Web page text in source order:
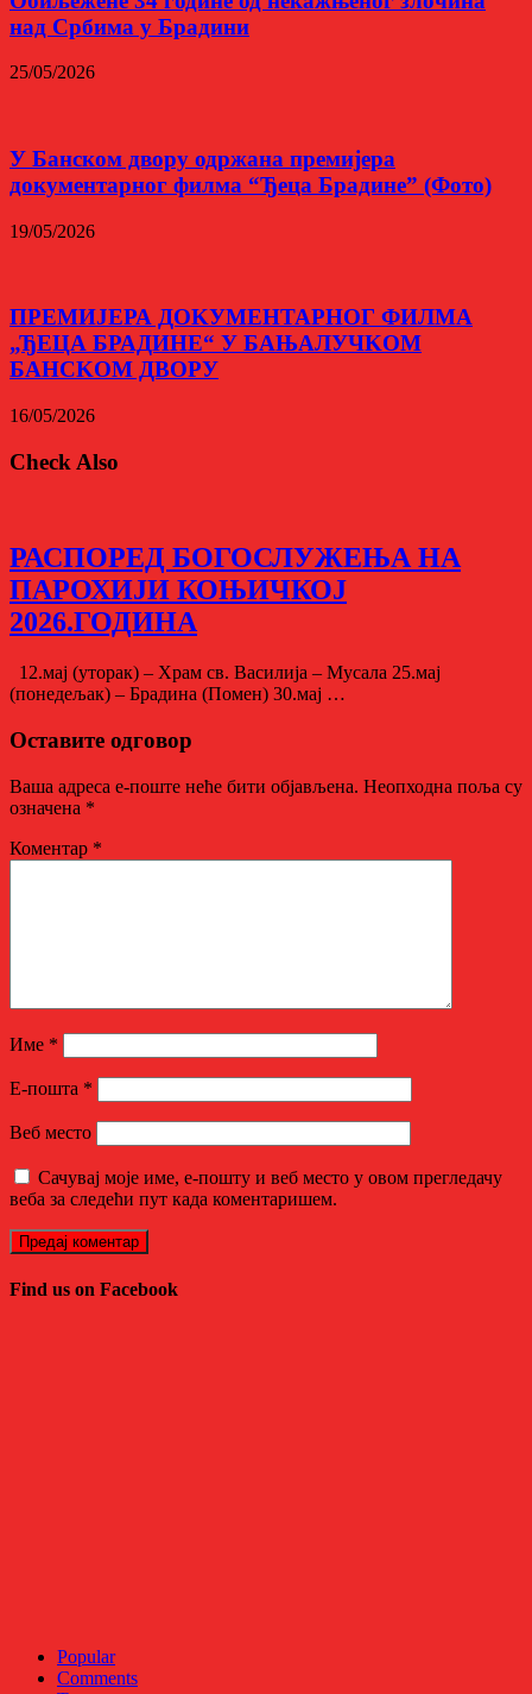
над Србима у Брадини
25/05/2026
У Банском двору одржана премијера
документарног филма “Ђеца Брадине” (Фото)
19/05/2026
ПРЕМИЈЕРА ДОKУМЕНТАРНОГ ФИЛМА
„ЂЕЦА БРАДИНЕ“ У БАЊАЛУЧKОМ
БАНСKОМ ДВОРУ
16/05/2026
Check Also
РАСПОРЕД БОГОСЛУЖЕЊА НА
ПАРОХИЈИ КОЊИЧКОЈ
2026.ГОДИНА
12.мај (уторак) – Храм св. Василија – Мусала 25.мај
(понедељак) – Брадина (Помен) 30.мај …
Оставите одговор
Ваша адреса е-поште неће бити објављена. Неопходна поља су
означена *
Коментар *
Име *
Е-пошта *
Веб место
Сачувај моје име, е-пошту и веб место у овом прегледачу
веба за следећи пут када коментаришем.
Find us on Facebook
Popular
Comments